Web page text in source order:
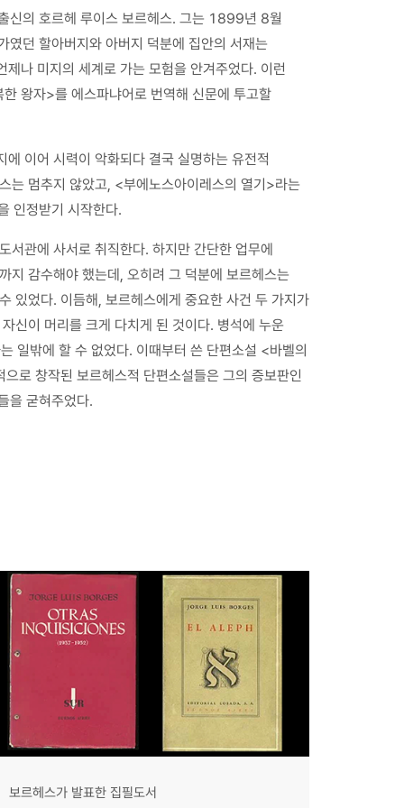
신의 호르헤 루이스 보르헤스. 그는 1899년 8월
였던 할아버지와 아버지 덕분에 집안의 서재는
나 미지의 세계로 가는 모험을 안겨주었다. 이런
왕자>를 에스파냐어로 번역해 신문에 투고할
이어 시력이 악화되다 결국 실명하는 유전적
는 멈추지 않았고, <부에노스아이레스의 열기>라는
인정받기 시작한다.
관에 사서로 취직한다. 하지만 간단한 업무에
지 감수해야 했는데, 오히려 그 덕분에 보르헤스는
있었다. 이듬해, 보르헤스에게 중요한 사건 두 가지가
신이 머리를 크게 다치게 된 것이다. 병석에 누운
일밖에 할 수 없었다. 이때부터 쓴 단편소설 <바벨의
로 창작된 보르헤스적 단편소설들은 그의 증보판인
을 굳혀주었다.
보르헤스가 발표한 집필도서